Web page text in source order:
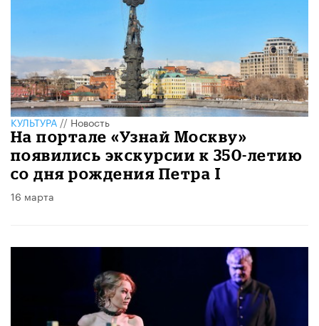
КУЛЬТУРА//Новость
На портале «Узнай Москву»
появились экскурсии к 350-летию
со дня рождения Петра I
16 марта